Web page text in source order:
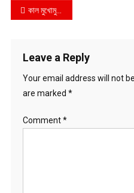
Post
কাল মুখোমুখি হচ্ছে ভারত-ওয়েস্ট ইন্ডিজ
Leave a Reply
Your email address will not
are marked *
Comment*